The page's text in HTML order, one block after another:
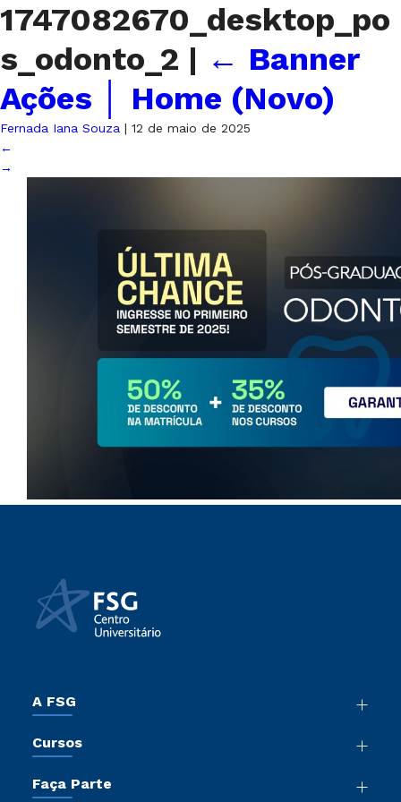
1747082670_desktop_po
s_odonto_2 | ← Banner
Ações │ Home (Novo)
Fernada Iana Souza | 12 de maio de 2025
←
→
A FSG
Sala de Imprensa
Cursos
Pós-Graduação
Faça Parte